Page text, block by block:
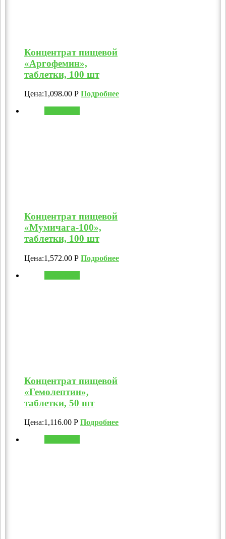
Концентрат пищевой
«Аргофемин»,
таблетки, 100 шт
Цена:1,098.00 Р Подробнее
Концентрат пищевой
«Мумичага-100»,
таблетки, 100 шт
Цена:1,572.00 Р Подробнее
Концентрат пищевой
«Гемолептин»,
таблетки, 50 шт
Цена:1,116.00 Р Подробнее